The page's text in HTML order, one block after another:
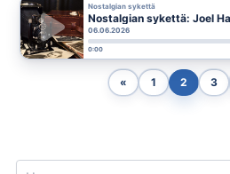
Nostalgian sykettä
Nostalgian sykettä: Joel
06.06.2026
0:00
« 1 2 3